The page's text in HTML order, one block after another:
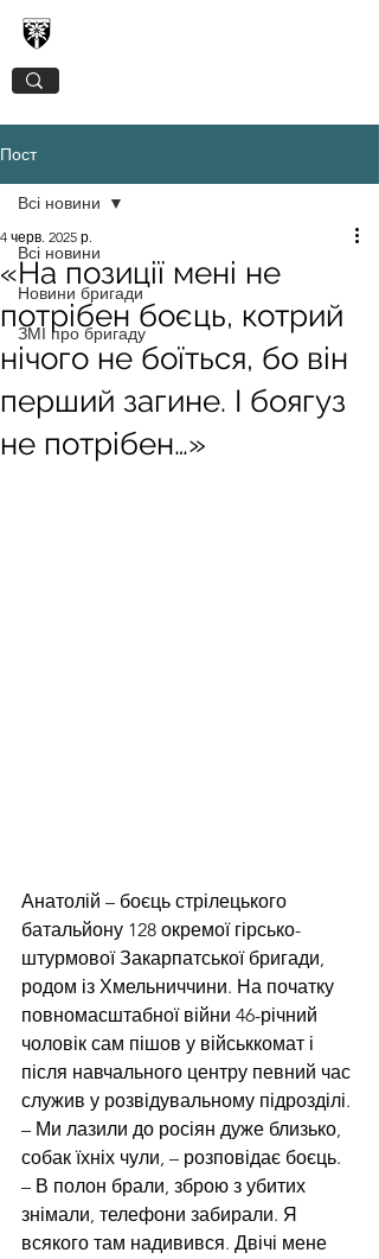
Пост
Всі новини
Новини бригади
ЗМІ про бригаду
Всі новини
«На позиції мені не
потрібен боєць, котрий
нічого не боїться, бо він
перший загине. І боягуз
не потрібен…»
4 черв. 2025 р.
Анатолій – боєць стрілецького
батальйону 128 окремої гірсько-
штурмової Закарпатської бригади,
родом із Хмельниччини. На початку
повномасштабної війни 46-річний
чоловік сам пішов у військкомат і
після навчального центру певний час
служив у розвідувальному підрозділі.
– Ми лазили до росіян дуже близько,
собак їхніх чули, – розповідає боєць.
– В полон брали, зброю з убитих
знімали, телефони забирали. Я
всякого там надивився. Двічі мене